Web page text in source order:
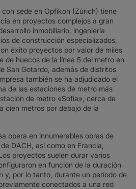
sede en Opfikon (Zúrich) tiene
en proyectos complejos a gran
inmobiliario, ingeniería
de construcción especializados,
éxito proyectos por valor de miles
de huecos de la línea 5 del metro en
San Gotardo, además de distritos
también se ha adjudicado el
de las estaciones de metro más
de metro «Sofía», cerca de
cien metros por debajo de la
opera en innumerables obras de
DACH, así como en Francia,
proyectos suelen durar varios
en función de la duración
y, por lo tanto, durante un período de
conectados a una red